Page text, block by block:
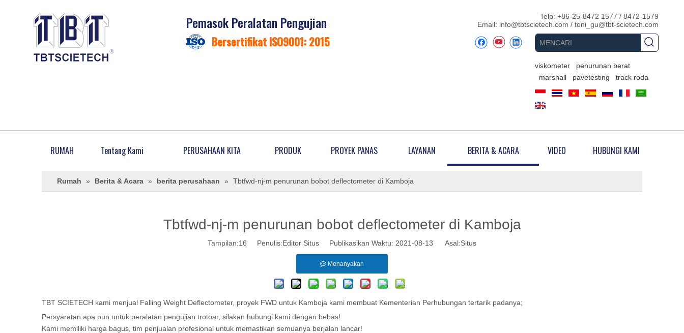
Pemasok Peralatan Pengujian
Bersertifikat ISO9001: 2015
Telp: +86-25-8472 1577 / 8472-1579
Email: info@tbtscietech.com / toni_gu@tbt-scietech.com
viskometer
penurunan berat
marshall
pavetesting track roda
RUMAH Tentang Kami PERUSAHAAN KITA PRODUK PROYEK PANAS LAYANAN BERITA & ACARA VIDEO HUBUNGI KAMI
Rumah » Berita & Acara » berita perusahaan » Tbtfwd-nj-m penurunan bobot deflectometer di Kamboja
Tbtfwd-nj-m penurunan bobot deflectometer di Kamboja
Tampilan:16 Penulis:Editor Situs Publikasikan Waktu: 2021-08-13 Asal:Situs
Menanyakan
TBT SCIETECH kami menjual Falling Weight Deflectometer, proyek FWD untuk Kamboja kami membuat Kementerian Perhubungan tertarik padanya;
Persyaratan apa pun untuk peralatan pengujian trotoar, silakan hubungi kami dengan bebas!
Kami memiliki harga bagus, tim penjualan profesional untuk memastikan semuanya berjalan lancar!